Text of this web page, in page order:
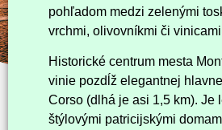
pohľadom medzi zelenými
vrchmi, olivovníkmi či
Historické centrum mesta
vinie pozdĺž elegantnej
Corso (dlhá je asi 1,5 km). Je
štýlovými patricijskými